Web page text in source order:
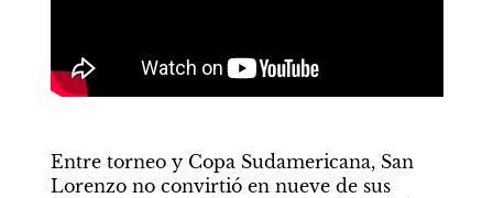
Entre torneo y Copa Sudamericana, San
Lorenzo no convirtió en nueve de sus